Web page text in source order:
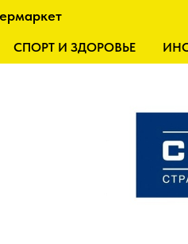
СПОРТ И ЗДОРОВЬЕ